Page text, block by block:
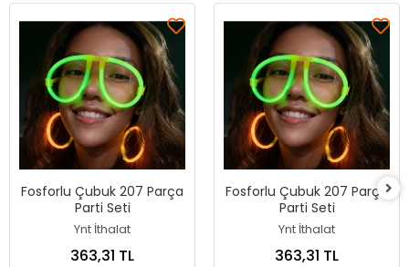
Fosforlu Çubuk 207 Parça
Parti Seti
Ynt İthalat
363,31 TL
Fosforlu Çubuk 207 Parça
Parti Seti
Ynt İthalat
363,31 TL